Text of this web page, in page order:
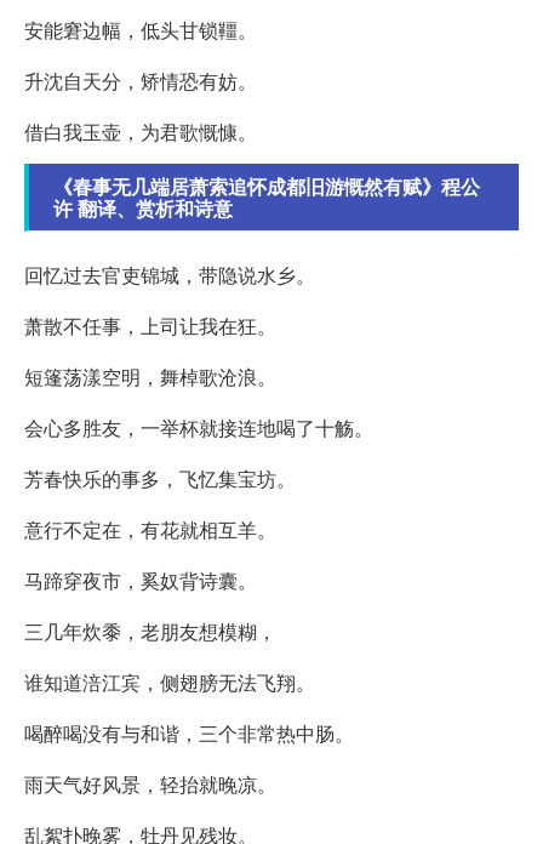
安能窘边幅，低头甘锁韁。
升沈自天分，矫情恐有妨。
借白我玉壶，为君歌慨慷。
《春事无几端居萧索追怀成都旧游慨然有赋》程公
许 翻译、赏析和诗意
回忆过去官吏锦城，带隐说水乡。
萧散不任事，上司让我在狂。
短篷荡漾空明，舞棹歌沧浪。
会心多胜友，一举杯就接连地喝了十觞。
芳春快乐的事多，飞忆集宝坊。
意行不定在，有花就相互羊。
马蹄穿夜市，奚奴背诗囊。
三几年炊黍，老朋友想模糊，
谁知道涪江宾，侧翅膀无法飞翔。
喝醉喝没有与和谐，三个非常热中肠。
雨天气好风景，轻抬就晚凉。
乱絮扑晚雾，牡丹见残妆。